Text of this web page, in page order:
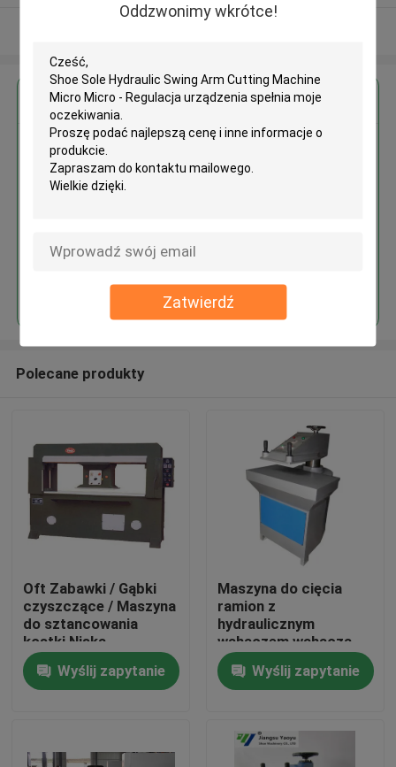
Oddzwonimy wkrótce!
Zatwierdź
Dom
O nas
Uzyskaj najlepszą cenę za
Cutting Machine Micro Micro -
Kontyntynuj
Polecane produkty
Oft Zabawki / Gąbki
czyszczące / Maszyna
do sztancowania
kostki Niska
awaryjność Łatwe w
obsłudzeWyślij zapytanie
Maszyna do cięcia
ramion z
hydraulicznym
wahaczem wahacza
do produkcji obuwia
Wyślij zapytanie